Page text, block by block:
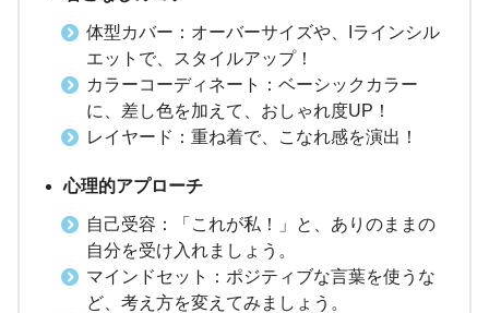
体型カバー：オーバーサイズや、Iラインシル
エットで、スタイルアップ！
カラーコーディネート：ベーシックカラー
に、差し色を加えて、おしゃれ度UP！
レイヤード：重ね着で、こなれ感を演出！
心理的アプローチ
自己受容：「これが私！」と、ありのままの
自分を受け入れましょう。
マインドセット：ポジティブな言葉を使うな
ど、考え方を変えてみましょう。